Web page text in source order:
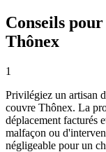
Conseils
Thônex
1
Privilégiez un artisan
couvre Thônex. La
déplacement facturés
malfaçon ou
négligeable pour un